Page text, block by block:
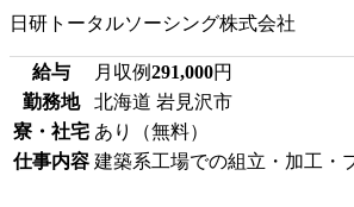
日研トータルソーシング株式会社
給与 月収例291,000円
勤務地
北海道 岩見沢市
寮・社宅 あり（無料）
仕事内容 建築系工場での組立・加工・